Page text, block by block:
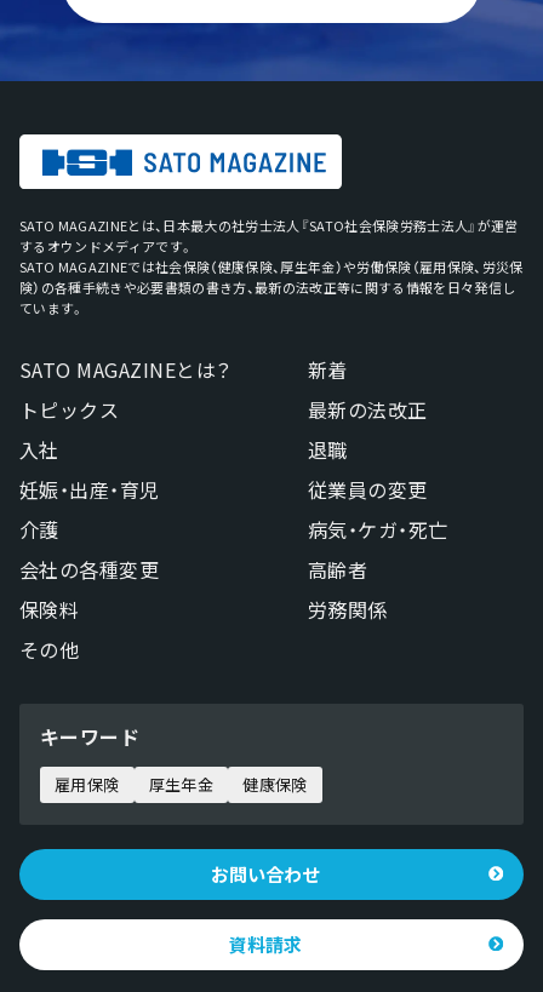
SATO MAGAZINEとは、日本最大の社労士法人『SATO社会保険労務士法人』が運営
するオウンドメディアです。
SATO MAGAZINEでは社会保険（健康保険、厚生年金）や労働保険（雇用保険、労災保
険）の各種手続きや必要書類の書き方、最新の法改正等に関する情報を日々発信し
ています。
SATO MAGAZINEとは？
新着
トピックス
最新の法改正
入社
退職
妊娠・出産・育児
従業員の変更
介護
病気・ケガ・死亡
会社の各種変更
高齢者
保険料
労務関係
その他
キーワード
雇用保険 厚生年金 健康保険
お問い合わせ
資料請求